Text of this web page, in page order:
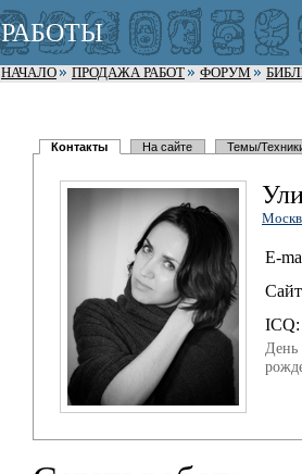
РАБОТЫ
НАЧАЛО ПРОДАЖА РАБОТ ФОРУМ
Контакты На сайте Темы/
E-
ICQ:
День